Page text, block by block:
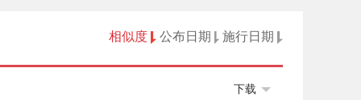
相似度 公布日期 施行日期
下载